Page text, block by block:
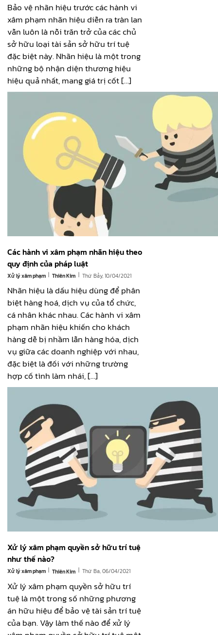
Bảo vệ nhãn hiệu trước các hành vi
xâm phạm nhãn hiệu diễn ra tràn lan
vẫn luôn là nỗi trăn trở của các chủ
sở hữu loại tài sản sở hữu trí tuệ
đặc biệt này. Nhãn hiệu là một trong
những bộ nhận diện thương hiệu
hiệu quả nhất, mang giá trị cốt […]
Các hành vi xâm phạm nhãn hiệu theo
quy định của pháp luật
Xử lý xâm phạm | Thiên Kim | Thứ Bảy, 10/04/2021
Nhãn hiệu là dấu hiệu dùng để phân
biệt hàng hoá, dịch vụ của tổ chức,
cá nhân khác nhau. Các hành vi xâm
phạm nhãn hiệu khiến cho khách
hàng dễ bị nhầm lẫn hàng hóa, dịch
vụ giữa các doanh nghiệp với nhau,
đặc biệt là đối với những trường
hợp cố tình làm nhái, […]
Xử lý xâm phạm quyền sở hữu trí tuệ
như thế nào?
Xử lý xâm phạm | Thiên Kim | Thứ Ba, 06/04/2021
Xử lý xâm phạm quyền sở hữu trí
tuệ là một trong số những phương
án hữu hiệu để bảo vệ tài sản trí tuệ
của bạn. Vậy làm thế nào để xử lý